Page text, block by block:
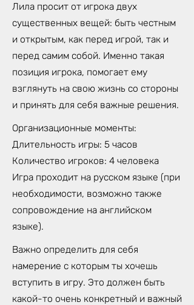
Лила просит от игрока двух
существенных вещей: быть честным
и открытым, как перед игрой, так и
перед самим собой. Именно такая
позиция игрока, помогает ему
взглянуть на свою жизнь со стороны
и принять для себя важные решения.
Организационные моменты:
Длительность игры: 5 часов
Количество игроков: 4 человека
Игра проходит на русском языке (при
необходимости, возможно также
сопровождение на английском
языке).
Важно определить для себя
намерение с которым ты хочешь
вступить в игру. Это должен быть
какой-то очень конкретный и важный